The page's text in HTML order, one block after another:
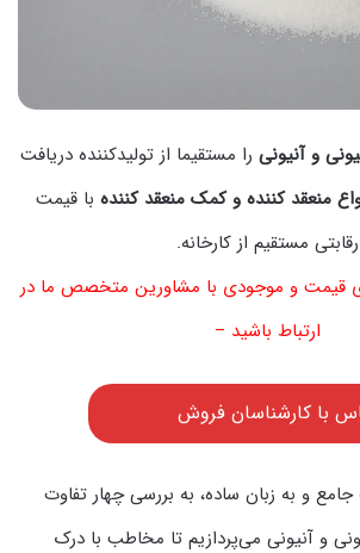
و آنیونی را مستقیما از تولیدکننده دریافت
منعقد کننده و کمک منعقد کننده با قیمت
رقابتی مستقیم از کارخانه.
قیمت و موجودی با مشاورین متخصص ما در
ارتباط باشید –
با کارشناسان فروش
و به زبان ساده، به بررسی چهار تفاوت
و آنیونی می‌پردازیم تا مخاطب با درک